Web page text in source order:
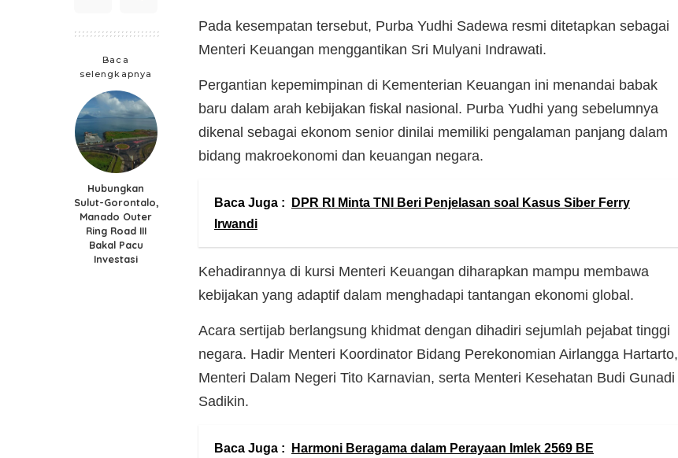
Baca
selengkapnya
Hubungkan
Sulut-Gorontalo,
Manado Outer
Ring Road III
Bakal Pacu
Investasi
Pada kesempatan tersebut, Purba Yudhi Sadewa resmi ditetapkan sebagai
Menteri Keuangan menggantikan Sri Mulyani Indrawati.
Pergantian kepemimpinan di Kementerian Keuangan ini menandai babak
baru dalam arah kebijakan fiskal nasional. Purba Yudhi yang sebelumnya
dikenal sebagai ekonom senior dinilai memiliki pengalaman panjang dalam
bidang makroekonomi dan keuangan negara.
Baca Juga :
DPR RI Minta TNI Beri Penjelasan soal Kasus Siber Ferry
Irwandi
Kehadirannya di kursi Menteri Keuangan diharapkan mampu membawa
kebijakan yang adaptif dalam menghadapi tantangan ekonomi global.
Acara sertijab berlangsung khidmat dengan dihadiri sejumlah pejabat tinggi
negara. Hadir Menteri Koordinator Bidang Perekonomian Airlangga Hartarto,
Menteri Dalam Negeri Tito Karnavian, serta Menteri Kesehatan Budi Gunadi
Sadikin.
Baca Juga : Harmoni Beragama dalam Perayaan Imlek 2569 BE